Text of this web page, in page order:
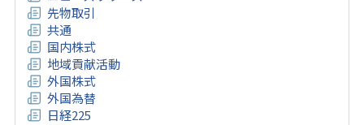
先物取引
共通
国内株式
地域貢献活動
外国株式
外国為替
日経225